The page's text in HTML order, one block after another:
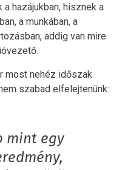
hazájukban, hisznek a
a munkában, a
addig van mire
most nehéz időszak
szabad elfelejtenünk:
mint egy